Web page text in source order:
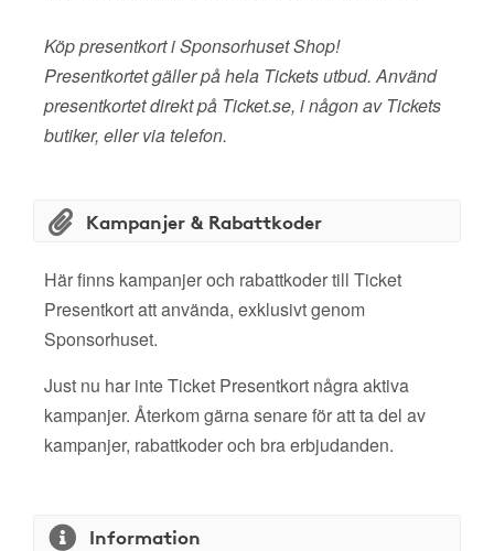
Köp presentkort i Sponsorhuset Shop!
Presentkortet gäller på hela Tickets utbud. Använd
presentkortet direkt på Ticket.se, i någon av Tickets
butiker, eller via telefon.
Kampanjer & Rabattkoder
Här finns kampanjer och rabattkoder till Ticket
Presentkort att använda, exklusivt genom
Sponsorhuset.
Just nu har inte Ticket Presentkort några aktiva
kampanjer. Återkom gärna senare för att ta del av
kampanjer, rabattkoder och bra erbjudanden.
Information